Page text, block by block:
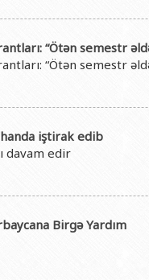
“Ötən semestr
“Ötən semestr
iştirak edib
davam edir
Birgə Yardım